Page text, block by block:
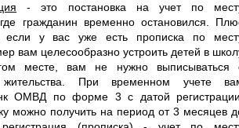
- это постановка на учет по
гражданин временно остановился.
у вас уже есть прописка по
вам целесообразно устроить детей в
месте, вам не нужно выписываться
жительства. При временном учете
ОМВД по форме 3 с датой регистрации.
можно получить на период от 3 месяцев